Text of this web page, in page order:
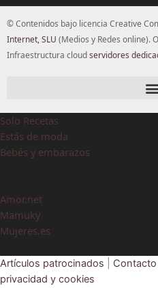
© Contenidos bajo licencia Creative
Internet, SLU (Medios y Redes online).
Infraestructura cloudservidores
Solo Recetas
Estás de moda
Bebés y embarazos
Amor.net
Mamuky
Mujeres.es
Artículos patrocinados Contacto
privacidad y cookies